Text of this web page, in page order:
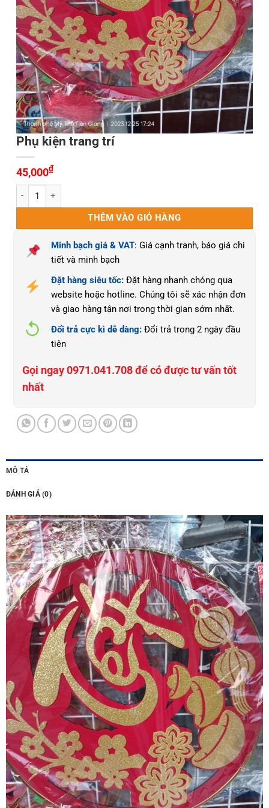
Phụ kiện trang trí
45,000₫
Phụ kiện trang trí số lượng
THÊM VÀO GIỎ HÀNG
Minh bạch giá & VAT: Giá cạnh tranh, báo giá chi
tiết và minh bạch
Đặt hàng siêu tốc: Đặt hàng nhanh chóng qua
website hoặc hotline. Chúng tôi sẽ xác nhận đơn
và giao hàng tận nơi trong thời gian sớm nhất.
Đổi trả cực kì dễ dàng: Đổi trả trong 2 ngày đầu
tiên
Gọi ngay 0971.041.708 để có được tư vấn tốt
nhất
MÔ TẢ
ĐÁNH GIÁ (0)